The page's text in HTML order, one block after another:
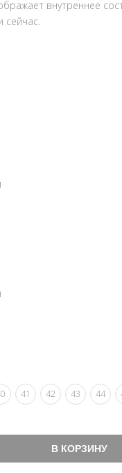
внутреннее
сейчас.
41 42 43 44
В КОРЗИНУ